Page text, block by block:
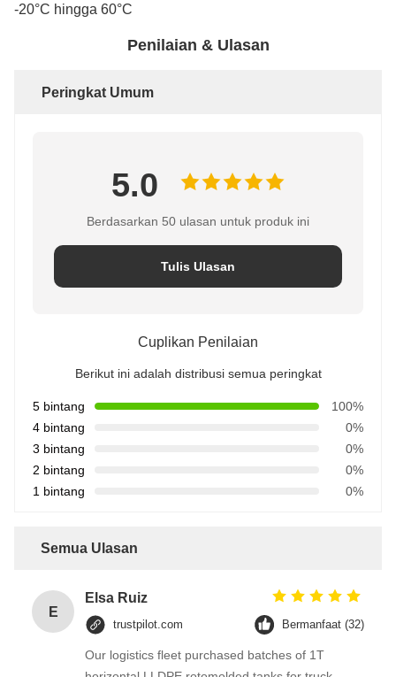
-20°C hingga 60°C
Penilaian & Ulasan
Peringkat Umum
5.0
Berdasarkan 50 ulasan untuk produk ini
Tulis Ulasan
Cuplikan Penilaian
Berikut ini adalah distribusi semua peringkat
5 bintang
100%
4 bintang
0%
3 bintang
0%
2 bintang
0%
1 bintang
0%
Semua Ulasan
E
Elsa Ruiz
trustpilot.com Bermanfaat (32)
Our logistics fleet purchased batches of 1T